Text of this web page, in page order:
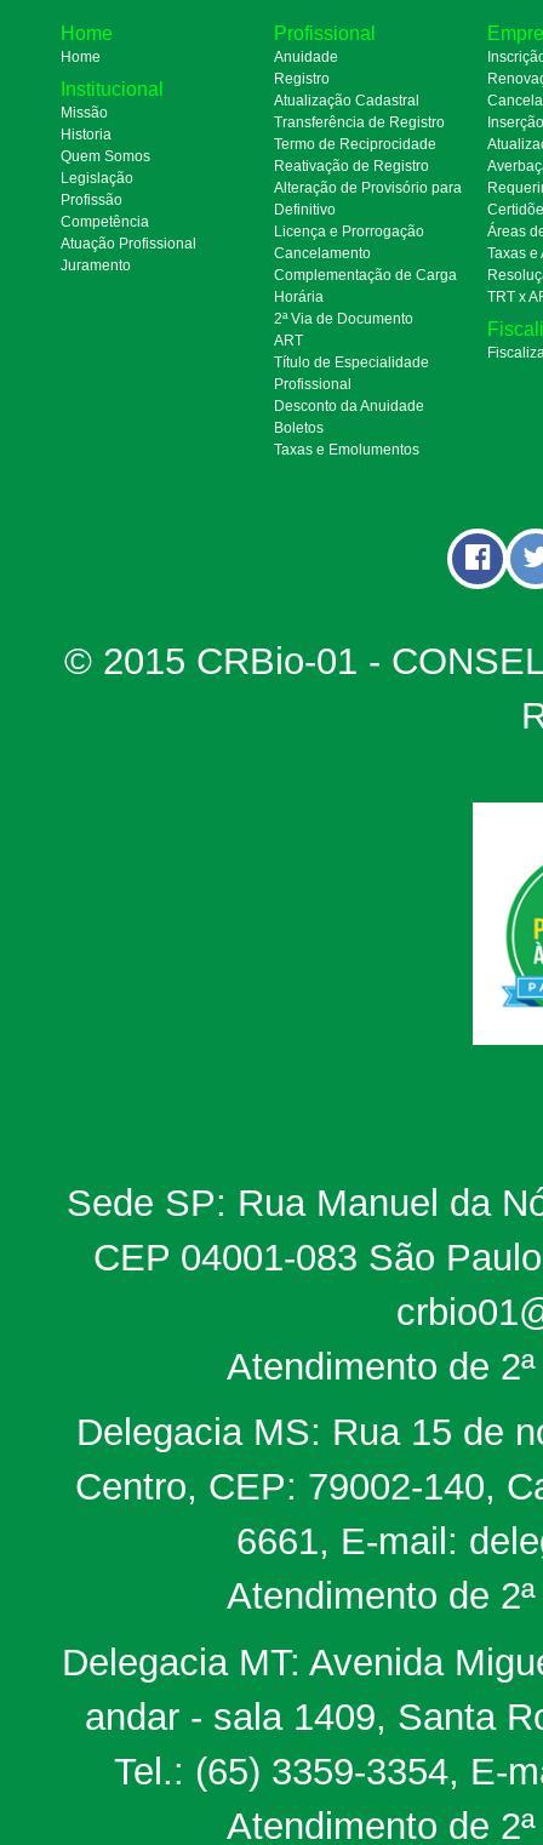
Home
Home
Institucional
Missão
Historia
Quem Somos
Legislação
Profissão
Competência
Atuação Profissional
Juramento
Profissional
Anuidade
Registro
Atualização Cadastral
Transferência de Registro
Termo de Reciprocidade
Reativação de Registro
Alteração de Provisório para
Definitivo
Licença e Prorrogação
Cancelamento
Complementação de Carga
Horária
2ª Via de Documento
ART
Título de Especialidade
Profissional
Desconto da Anuidade
Boletos
Taxas e Emolumentos
Áreas
Taxas e
TRT x
© 2015 CRBio-01 -
Sede SP: Rua Manuel da
CEP 04001-083 São
Atendimento de
Delegacia MS: Rua 15 de
Centro, CEP: 79002-140,
6661, E-mail:
Atendimento de
Delegacia MT: Avenida
andar - sala 1409, Santa
Tel.: (65) 3359-3354, E-
Atendimento de